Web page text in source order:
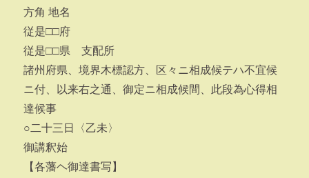
方角 地名
従是□□府
従是□□県 支配所
諸州府県、境界木標認方、区々ニ相成候テハ不宜候
ニ付、以来右之通、御定ニ相成候間、此段為心得相
達候事
○二十三日〈乙未〉
御講釈始
【各藩ヘ御達書写】